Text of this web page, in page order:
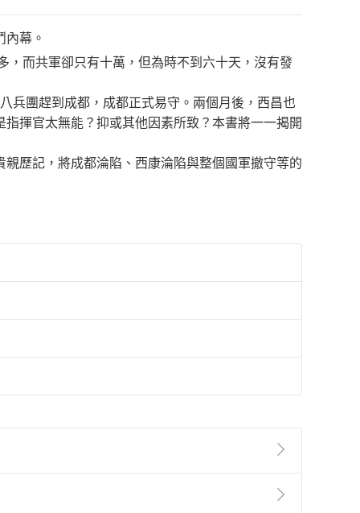
幕。
，而共軍卻只有十萬，但為時不到六十天，沒有發
兵團趕到成都，成都正式易守。兩個月後，西昌也
揮官太無能？抑或其他因素所致？本書將一一揭開
歷記，將成都淪陷、西康淪陷與整個國軍撤守等的